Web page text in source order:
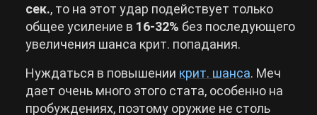
сек., то на этот удар подействует только
общее усиление в 16-32% без последующего
увеличения шанса крит. попадания.
Нуждаться в повышении крит. шанса. Меч
дает очень много этого стата, особенно на
пробуждениях, поэтому оружие не столь